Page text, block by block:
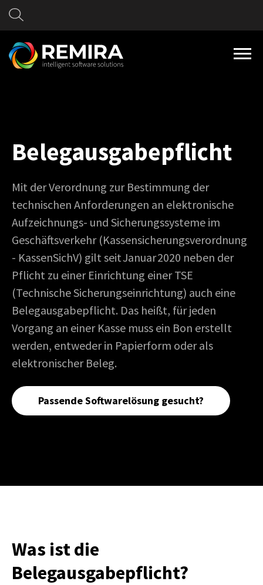
Belegausgabepflicht
Mit der Verordnung zur Bestimmung der
technischen Anforderungen an elektronische
Aufzeichnungs- und Sicherungssysteme im
Geschäftsverkehr (Kassensicherungsverordnung
- KassenSichV) gilt seit Januar 2020 neben der
Pflicht zu einer Einrichtung einer TSE
(Technische Sicherungseinrichtung) auch eine
Belegausgabepflicht. Das heißt, für jeden
Vorgang an einer Kasse muss ein Bon erstellt
werden, entweder in Papierform oder als
elektronischer Beleg.
Passende Softwarelösung gesucht?
Was ist die
Belegausgabepflicht?